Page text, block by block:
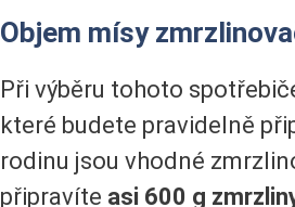
Objem mísy
Při výběru tohoto
které budete pravidelně
rodinu jsou vhodné
připravíte asi 600 g